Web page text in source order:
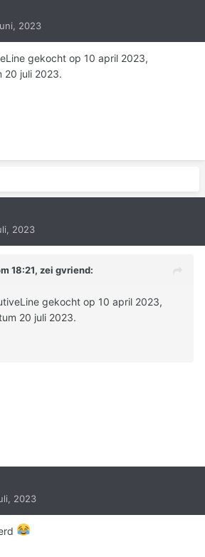
2023
gekocht op 10 april 2023,
20 juli 2023.
2023
18:21, zei gvriend:
gekocht op 10 april 2023,
20 juli 2023.
2023